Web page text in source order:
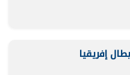
إفريقيا